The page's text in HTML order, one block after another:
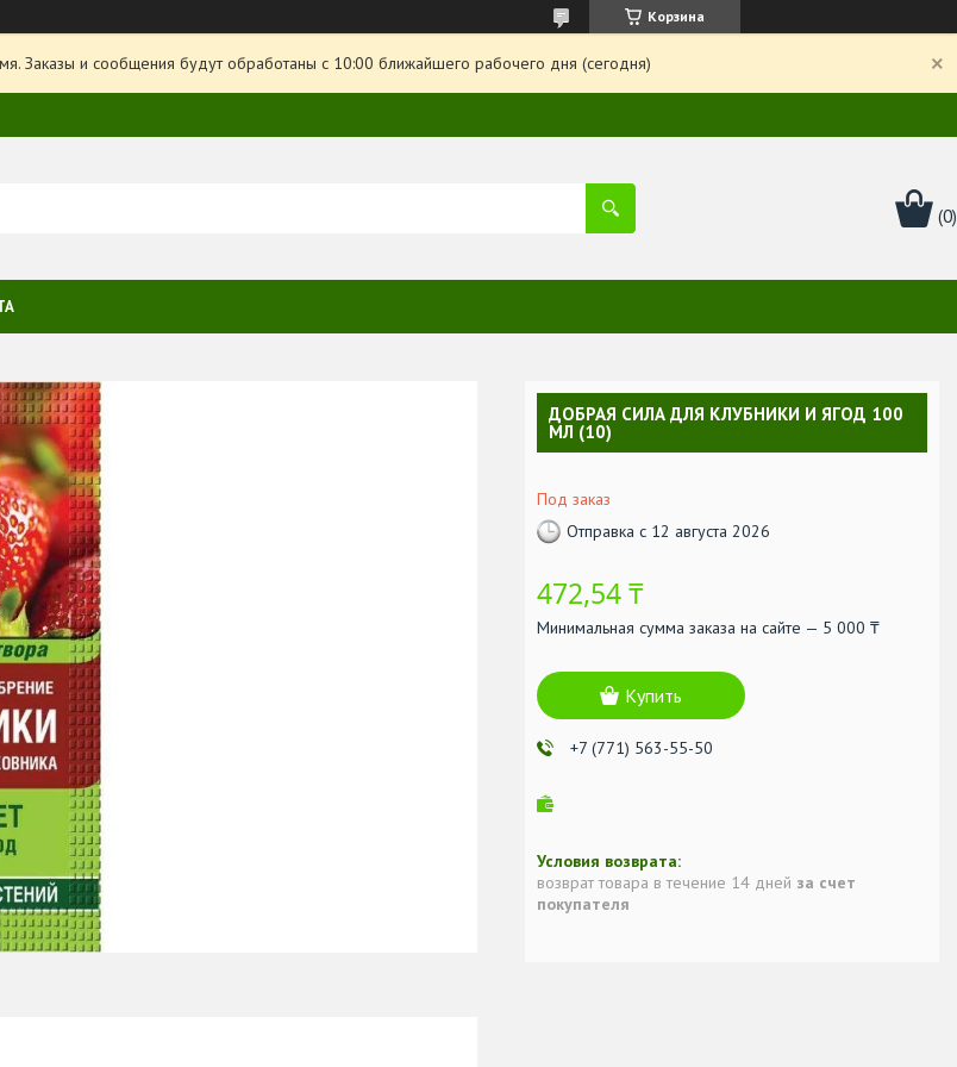
Корзина
Заказы и сообщения будут обработаны с 10:00 ближайшего рабочего дня (сегодня)
ДОБРАЯ СИЛА ДЛЯ КЛУБНИКИ И ЯГОД 100
МЛ (10)
Под заказ
Отправка с 12 августа 2026
472,54 ₸
Минимальная сумма заказа на сайте — 5 000 ₸
Купить
+7 (771) 563-55-50
возврат товара в течение 14 дней за счет
покупателя